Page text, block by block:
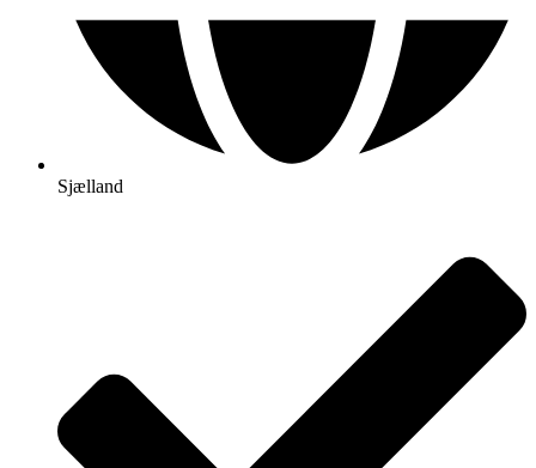
Sjælland